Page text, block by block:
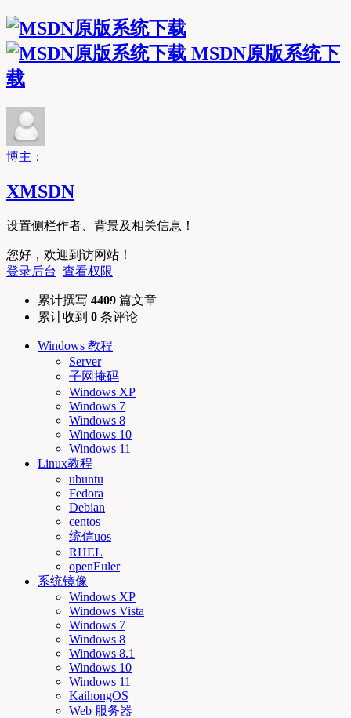
MSDN原版系统下
载
博主：
XMSDN
设置侧栏作者、背景及相关信息！
您好，欢迎到访网站！
登录后台 查看权限
累计撰写 4409 篇文章
累计收到 0 条评论
Windows 教程
Server
子网掩码
Windows XP
Windows 7
Windows 8
Windows 10
Windows 11
Linux教程
ubuntu
Fedora
Debian
centos
统信uos
RHEL
openEuler
系统镜像
Windows XP
Windows Vista
Windows 7
Windows 8
Windows 8.1
Windows 10
Windows 11
KaihongOS
Web 服务器